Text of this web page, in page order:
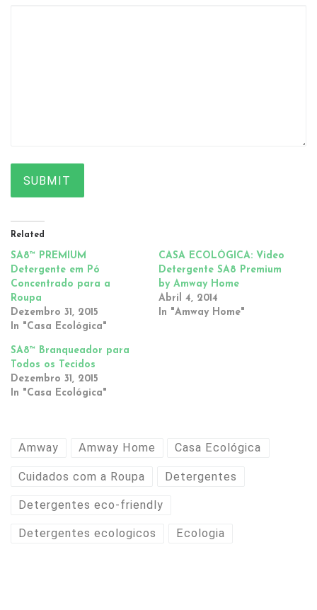
SUBMIT
Related
SA8™ PREMIUM
Detergente em Pó
Concentrado para a
Roupa
Dezembro 31, 2015
In "Casa Ecológica"
CASA ECOLÓGICA: Video
Detergente SA8 Premium
by Amway Home
Abril 4, 2014
In "Amway Home"
SA8™ Branqueador para
Todos os Tecidos
Dezembro 31, 2015
In "Casa Ecológica"
Amway Amway Home Casa Ecológica
Cuidados com a Roupa Detergentes
Detergentes eco-friendly
Detergentes ecologicos Ecologia